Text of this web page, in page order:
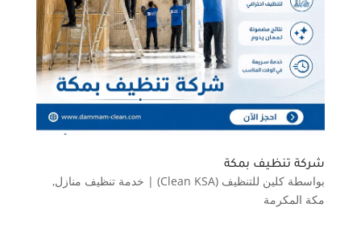
شركة تنظيف بمكة
بواسطة كلين للتنظيف (Clean KSA) | خدمة تنظيف منازل,
مكة المكرمة